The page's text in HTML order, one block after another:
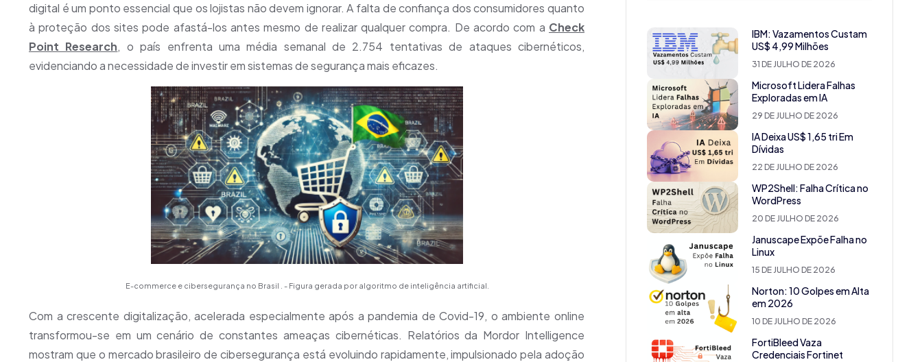
digital é um ponto essencial que os lojistas não devem ignorar. A falta de confiança dos consumidores quanto
à proteção dos sites pode afastá-los antes mesmo de realizar qualquer compra. De acordo com a Check
Point Research, o país enfrenta uma média semanal de 2.754 tentativas de ataques cibernéticos,
evidenciando a necessidade de investir em sistemas de segurança mais eficazes.
E-commerce e cibersegurança no Brasil . - Figura gerada por algoritmo de inteligência artificial.
Com a crescente digitalização, acelerada especialmente após a pandemia de Covid-19, o ambiente online
transformou-se em um cenário de constantes ameaças cibernéticas. Relatórios da Mordor Intelligence
mostram que o mercado brasileiro de cibersegurança está evoluindo rapidamente, impulsionado pela adoção
IBM: Vazamentos Custam
US$ 4,99 Milhões
31 DE JULHO DE 2026
Microsoft Lidera Falhas
Exploradas em IA
29 DE JULHO DE 2026
IA Deixa US$ 1,65 tri Em
Dívidas
22 DE JULHO DE 2026
WP2Shell: Falha Crítica no
WordPress
20 DE JULHO DE 2026
Januscape Expõe Falha no
Linux
15 DE JULHO DE 2026
Norton: 10 Golpes em Alta
em 2026
10 DE JULHO DE 2026
FortiBleed Vaza
Credenciais Fortinet